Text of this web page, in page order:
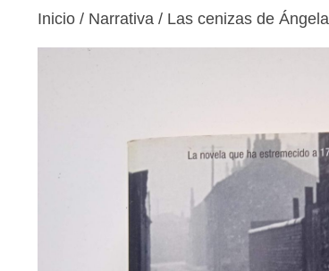
Inicio / Narrativa / Las cenizas de Ángela